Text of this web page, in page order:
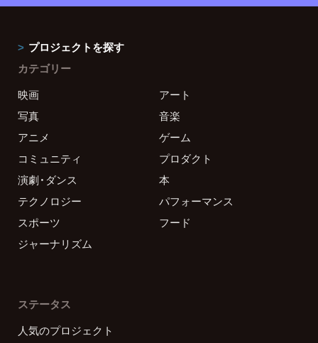
プロジェクトを探す
カテゴリー
映画
アート
写真
音楽
アニメ
ゲーム
コミュニティ
プロダクト
演劇・ダンス
本
テクノロジー
パフォーマンス
スポーツ
フード
ジャーナリズム
ステータス
人気のプロジェクト